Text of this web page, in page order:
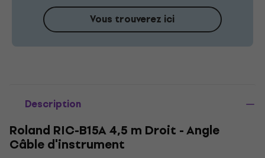
Vous trouverez ici
Description
Roland RIC-B15A 4,5 m Droit - Angle
Câble d'instrument